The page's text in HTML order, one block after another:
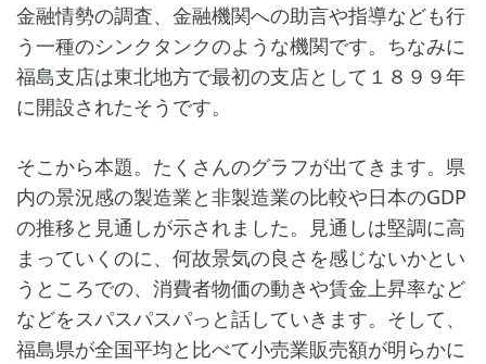
金融情勢の調査、金融機関への助言や指導なども行
う一種のシンクタンクのような機関です。ちなみに
福島支店は東北地方で最初の支店として１８９９年
に開設されたそうです。
そこから本題。たくさんのグラフが出てきます。県
内の景況感の製造業と非製造業の比較や日本のGDP
の推移と見通しが示されました。見通しは堅調に高
まっていくのに、何故景気の良さを感じないかとい
うところでの、消費者物価の動きや賃金上昇率など
などをスパスパスパっと話していきます。そして、
福島県が全国平均と比べて小売業販売額が明らかに